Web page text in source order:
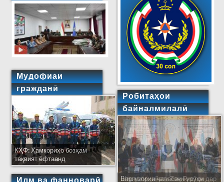
Мудофиаи
гражданӣ
КҲФ: Ҳамкориҳо бозҳам
тақвият ёфтаанд
Робитаҳои
байналмилалӣ
Баргузории ҷаласаи Гурӯҳи
Ширкати ҳайати Тоҷикистон дар